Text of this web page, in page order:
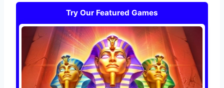
Try Our Featured Games